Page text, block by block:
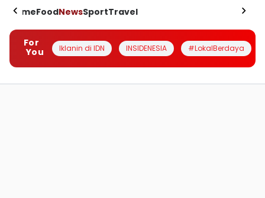
HomeFoodNewsSportTravel
For
You
Iklanin di IDN INSIDENESIA #LokalBerdaya